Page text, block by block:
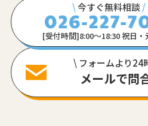
\今すぐ無料相談 /
[受付時間]8:00〜18:30 祝日・
\ フォームより24
メールで問